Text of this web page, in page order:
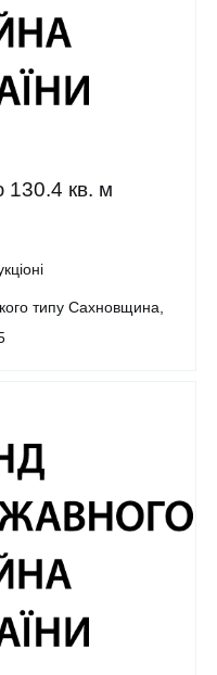
130.4 кв. м
типу Сахновщина,